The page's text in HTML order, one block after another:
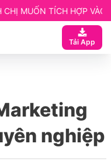
KHÓA LIÊN HỆ
Tải App
nghiệp